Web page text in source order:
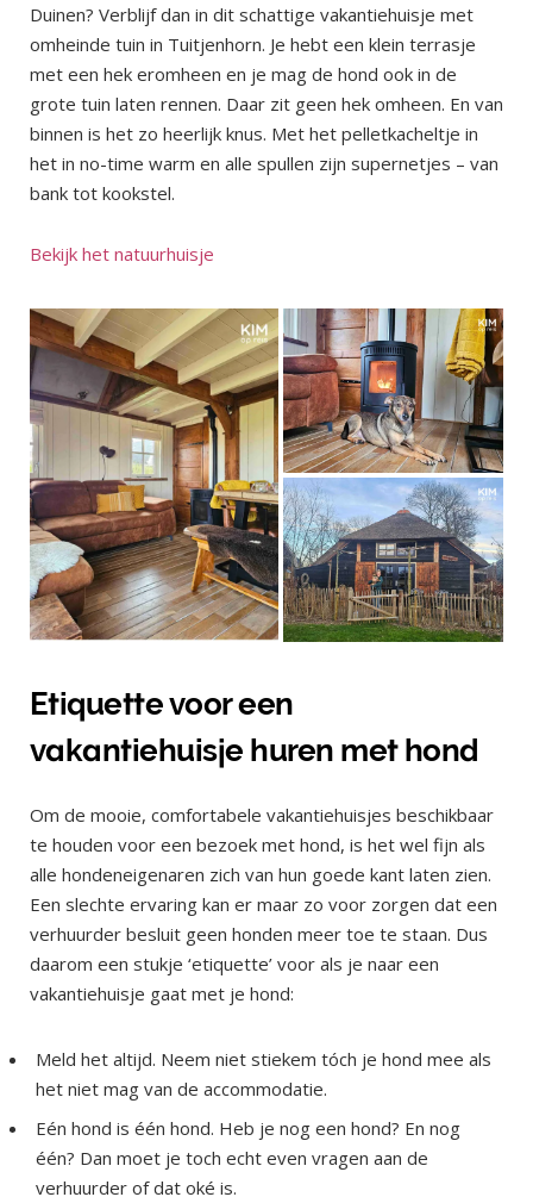
Duinen? Verblijf dan in dit schattige vakantiehuisje met
omheinde tuin in Tuitjenhorn. Je hebt een klein terrasje
met een hek eromheen en je mag de hond ook in de
grote tuin laten rennen. Daar zit geen hek omheen. En van
binnen is het zo heerlijk knus. Met het pelletkacheltje in
het in no-time warm en alle spullen zijn supernetjes – van
bank tot kookstel.
Bekijk het natuurhuisje
Etiquette voor een
vakantiehuisje huren met hond
Om de mooie, comfortabele vakantiehuisjes beschikbaar
te houden voor een bezoek met hond, is het wel fijn als
alle hondeneigenaren zich van hun goede kant laten zien.
Een slechte ervaring kan er maar zo voor zorgen dat een
verhuurder besluit geen honden meer toe te staan. Dus
daarom een stukje ‘etiquette’ voor als je naar een
vakantiehuisje gaat met je hond:
Meld het altijd. Neem niet stiekem tóch je hond mee als
het niet mag van de accommodatie.
Eén hond is één hond. Heb je nog een hond? En nog
één? Dan moet je toch echt even vragen aan de
verhuurder of dat oké is.